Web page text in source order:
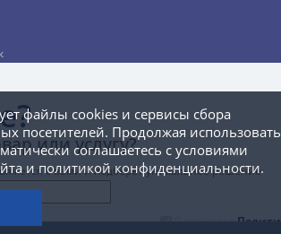
файлы cookies и сервисы сбора
посетителей. Продолжая использовать
соглашаетесь с условиями
иполитикой конфиденциальности.
или услугу?
с вами и подберет уникальное решение
Я прочитал